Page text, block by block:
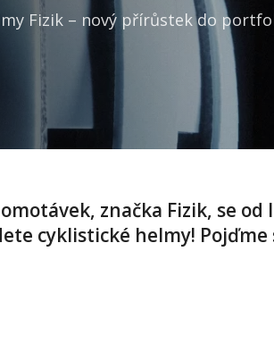
Fizik – nový přírůstek do
značka Fizik, se
cyklistické helmy!